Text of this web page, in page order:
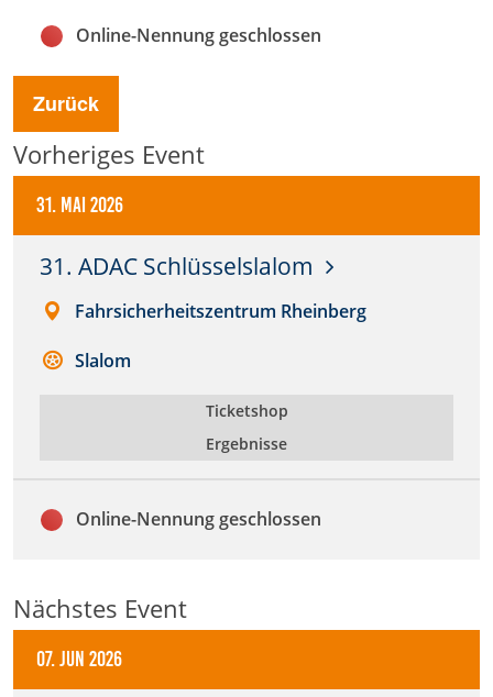
Online-Nennung geschlossen
Zurück
Vorheriges Event
31. Mai 2026
31. ADAC Schlüsselslalom
Fahrsicherheitszentrum Rheinberg
Slalom
Ticketshop
Ergebnisse
Online-Nennung geschlossen
Nächstes Event
07. Jun 2026
Anbieter:
Dieser Cookie speichert Informationen zu
verwendeten Hintergrundbildern der Website.
Cookie Laufzeit:
24 Stunden
Cookie Consent
Name:
Zweck:
Cookie Laufzeit:
12 Monate